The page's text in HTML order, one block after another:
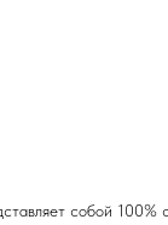
собой 100%